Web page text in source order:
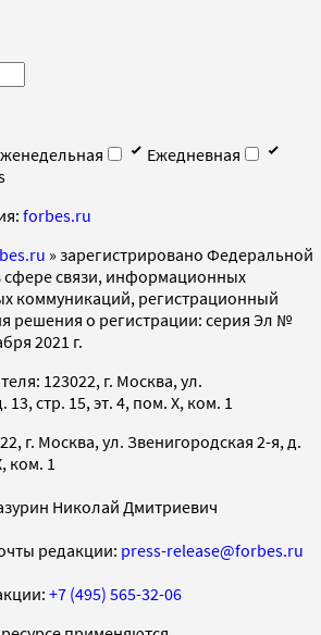
Ежедневная
forbes.ru
» зарегистрировано Федеральной
сфере связи, информационных
коммуникаций, регистрационный
решения о регистрации: серия Эл №
2021 г.
123022, г. Москва, ул.
стр. 15, эт. 4, пом. X, ком. 1
г. Москва, ул. Звенигородская 2-я, д.
ком. 1
Николай Дмитриевич
редакции: press-release@forbes.ru
+7 (495) 565-32-06